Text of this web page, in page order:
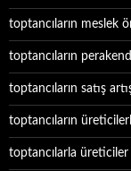
toptancıların meslek
toptancıların
toptancıların satış
toptancıların
toptancılarla